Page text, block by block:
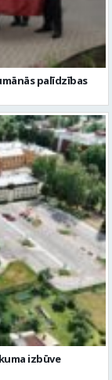
palīdzības
izbūve